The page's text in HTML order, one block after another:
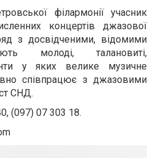
філармонії учасник
концертів джазової
з досвідченими, відомими
молоді, талановиті,
у яких велике музичне
співпрацює з джазовими
СНД.
(097) 07 303 18.